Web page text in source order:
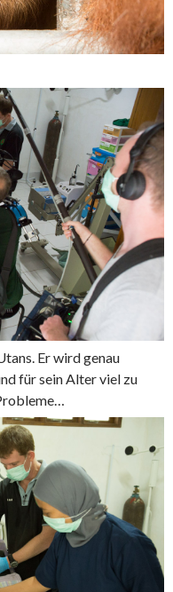
Er wird genau
für sein Alter viel zu